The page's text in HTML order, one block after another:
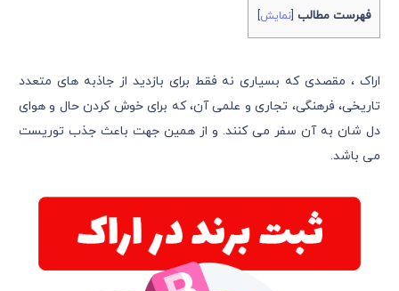
فهرست مطالب نمایش
اراک ، مقصدی که بسیاری نه فقط برای بازدید از جاذبه های متعدد
تاریخی، فرهنگی، تجاری و علمی آن، که برای خوش کردن حال و هوای
دل شان به آن سفر می کنند. و از همین جهت باعث جذب توریست
می باشد.